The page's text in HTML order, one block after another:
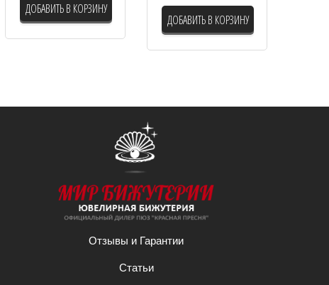
ДОБАВИТЬ В КОРЗИНУ
ДОБАВИТЬ В КОРЗИНУ
Отзывы и Гарантии
Статьи